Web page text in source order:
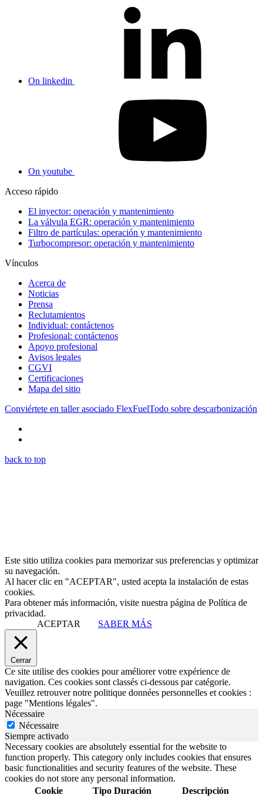
On linkedin
On youtube
Acceso rápido
El inyector: operación y mantenimiento
La válvula EGR: operación y mantenimiento
Filtro de partículas: operación y mantenimiento
Turbocompresor: operación y mantenimiento
Vínculos
Acerca de
Noticias
Prensa
Reclutamientos
Individual: contáctenos
Profesional: contáctenos
Apoyo profesional
Avisos legales
CGVI
Certificaciones
Mapa del sitio
Conviértete en taller asociado FlexFuelTodo sobre descarbonización
back to top
Este sitio utiliza cookies para memorizar sus preferencias y optimizar
su navegación.
Al hacer clic en "ACEPTAR", usted acepta la instalación de estas
cookies.
Para obtener más información, visite nuestra página de Política de
privacidad.
ACEPTAR
SABER MÁS
Cerrar
Ce site utilise des cookies pour améliorer votre expérience de
navigation. Ces cookies sont classés ci-dessous par catégorie.
Veuillez retrouver notre politique données personnelles et cookies :
page "Mentions légales".
Nécessaire
Nécessaire
Siempre activado
Necessary cookies are absolutely essential for the website to
function properly. This category only includes cookies that ensures
basic functionalities and security features of the website. These
cookies do not store any personal information.
Cookie
Tipo Duración Descripción